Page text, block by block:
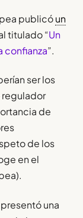
publicóun
titulado “Un
confianza”.
ser los
de
de los
en el
una